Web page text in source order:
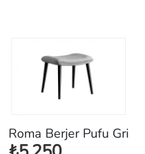
Roma Berjer Pufu Gri